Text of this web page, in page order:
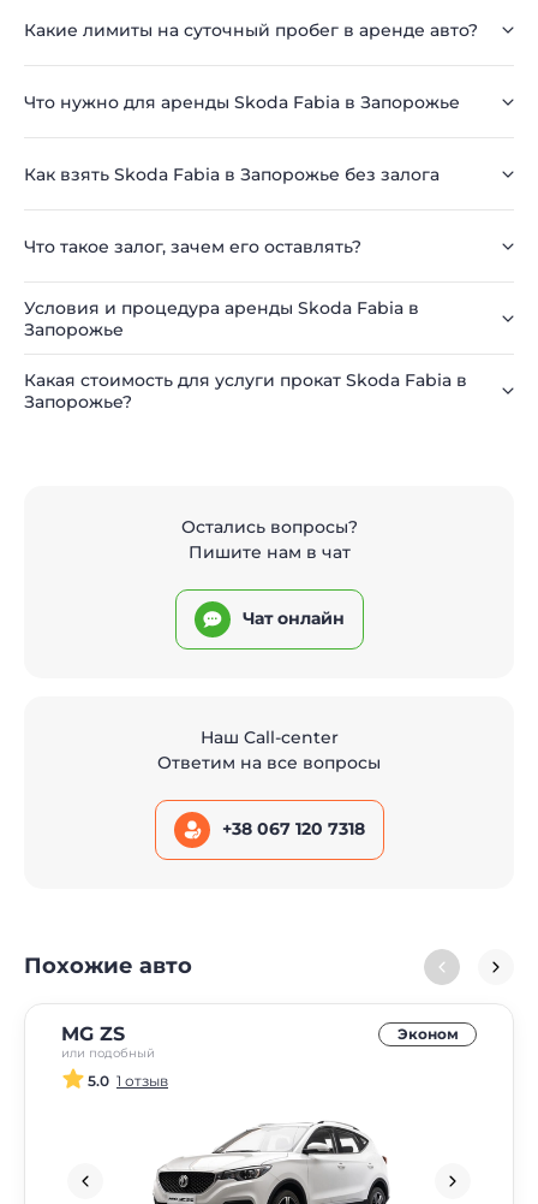
Какие лимиты на суточный пробег в аренде авто?
Что нужно для аренды Skoda Fabia в Запорожье
Как взять Skoda Fabia в Запорожье без залога
Что такое залог, зачем его оставлять?
Условия и процедура аренды Skoda Fabia в
Запорожье
Какая стоимость для услуги прокат Skoda Fabia в
Запорожье?
Остались вопросы?
Пишите нам в чат
Чат онлайн
Наш Call-center
Ответим на все вопросы
+38 067 120 7318
Похожие авто
MG ZS
или подобный
Эконом
5.0 1 отзыв